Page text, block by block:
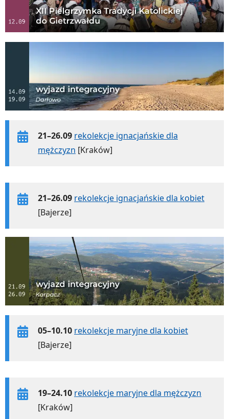
21–26.09 rekolekcje ignacjańskie dla
mężczyzn [Kraków]
21–26.09 rekolekcje ignacjańskie dla kobiet
[Bajerze]
05–10.10 rekolekcje maryjne dla kobiet
[Bajerze]
19–24.10 rekolekcje maryjne dla mężczyzn
[Kraków]